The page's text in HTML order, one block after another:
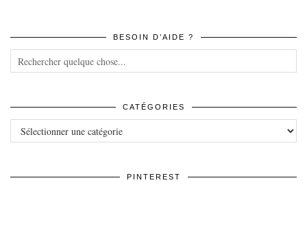
BESOIN D’AIDE ?
CATÉGORIES
Catégories
PINTEREST